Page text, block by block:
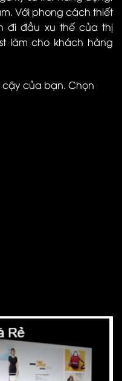
Với phong cách thiết
đi đầu xu thế của thị
làm cho khách hàng
cậy của bạn. Chọn